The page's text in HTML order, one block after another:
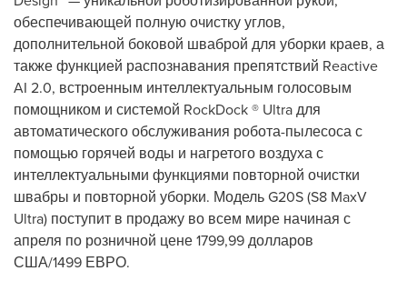
обеспечивающей полную очистку углов,
дополнительной боковой шваброй для уборки краев, а
также функцией распознавания препятствий Reactive
AI 2.0, встроенным интеллектуальным голосовым
помощником и системой RockDock ® Ultra для
автоматического обслуживания робота-пылесоса с
помощью горячей воды и нагретого воздуха с
интеллектуальными функциями повторной очистки
швабры и повторной уборки. Модель G20S (S8 MaxV
Ultra) поступит в продажу во всем мире начиная с
апреля по розничной цене 1799,99 долларов
США/1499 ЕВРО.